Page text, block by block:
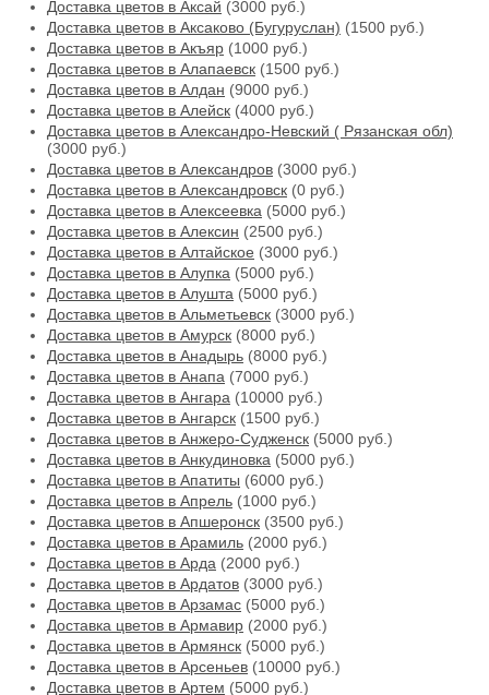
Доставка цветов в Аксай (3000 руб.)
Доставка цветов в Аксаково (Бугуруслан) (1500 руб.)
Доставка цветов в Акъяр (1000 руб.)
Доставка цветов в Алапаевск (1500 руб.)
Доставка цветов в Алдан (9000 руб.)
Доставка цветов в Алейск (4000 руб.)
Доставка цветов в Александро-Невский ( Рязанская обл)
(3000 руб.)
Доставка цветов в Александров (3000 руб.)
Доставка цветов в Александровск (0 руб.)
Доставка цветов в Алексеевка (5000 руб.)
Доставка цветов в Алексин (2500 руб.)
Доставка цветов в Алтайское (3000 руб.)
Доставка цветов в Алупка (5000 руб.)
Доставка цветов в Алушта (5000 руб.)
Доставка цветов в Альметьевск (3000 руб.)
Доставка цветов в Амурск (8000 руб.)
Доставка цветов в Анадырь (8000 руб.)
Доставка цветов в Анапа (7000 руб.)
Доставка цветов в Ангара (10000 руб.)
Доставка цветов в Ангарск (1500 руб.)
Доставка цветов в Анжеро-Судженск (5000 руб.)
Доставка цветов в Анкудиновка (5000 руб.)
Доставка цветов в Апатиты (6000 руб.)
Доставка цветов в Апрель (1000 руб.)
Доставка цветов в Апшеронск (3500 руб.)
Доставка цветов в Арамиль (2000 руб.)
Доставка цветов в Арда (2000 руб.)
Доставка цветов в Ардатов (3000 руб.)
Доставка цветов в Арзамас (5000 руб.)
Доставка цветов в Армавир (2000 руб.)
Доставка цветов в Армянск (5000 руб.)
Доставка цветов в Арсеньев (10000 руб.)
Доставка цветов в Артем (5000 руб.)